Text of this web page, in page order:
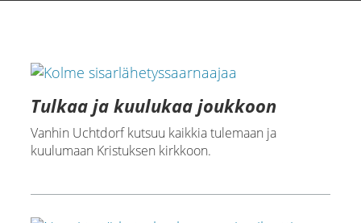
Tulkaa ja kuulukaa joukkoon
Vanhin Uchtdorf kutsuu kaikkia tulemaan ja
kuulumaan Kristuksen kirkkoon.